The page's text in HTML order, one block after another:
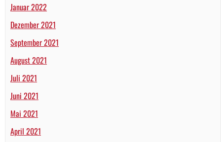
Januar 2022
Dezember 2021
September 2021
August 2021
Juli 2021
Juni 2021
Mai 2021
April 2021